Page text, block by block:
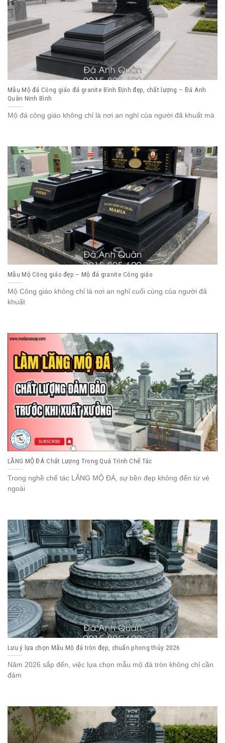
Mẫu Mộ đá Công giáo đá granite Bình Định đẹp, chất lượng – Đá Anh
Quân Ninh Bình
Mộ đá công giáo không chỉ là nơi an nghỉ của người đã khuất mà
Mẫu Mộ Công giáo đẹp – Mộ đá granite Công giáo
Mộ Công giáo không chỉ là nơi an nghỉ cuối cùng của người đã
khuất
LĂNG MỘ ĐÁ Chất Lượng Trong Quá Trình Chế Tác
Trong nghề chế tác LĂNG MỘ ĐÁ, sự bền đẹp không đến từ vẻ
ngoài
Lưu ý lựa chọn Mẫu Mộ đá tròn đẹp, chuẩn phong thủy 2026
Năm 2026 sắp đến, việc lựa chọn mẫu mộ đá tròn không chỉ cần
đảm